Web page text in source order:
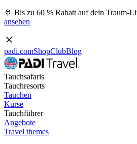
🚢 Bis zu 60 % Rabatt auf dein Traum-
ansehen
padi.comShopClubBlog
Tauchsafaris
Tauchresorts
Tauchen
Kurse
Tauchführer
Angebote
Travel themes